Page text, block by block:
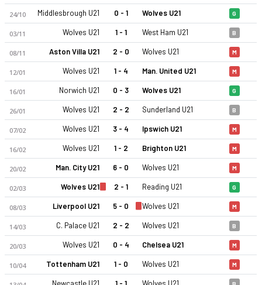
Wolverhampton U21 25-26 sezonu | EFL Trophy Kupası
24/10 Middlesbrough U21 0 - 1 Wolves U21 G
03/11 Wolves U21 1 - 1 West Ham U21 B
08/11 Aston Villa U21 2 - 0 Wolves U21 M
12/01 Wolves U21 1 - 4 Man. United U21 M
16/01 Norwich U21 0 - 3 Wolves U21 G
26/01 Wolves U21 2 - 2 Sunderland U21 B
07/02 Wolves U21 3 - 4 Ipswich U21 M
16/02 Wolves U21 1 - 2 Brighton U21 M
20/02 Man. City U21 6 - 0 Wolves U21 M
02/03 Wolves U21 2 - 1 Reading U21 G
08/03 Liverpool U21 5 - 0 Wolves U21 M
14/03 C. Palace U21 2 - 2 Wolves U21 B
20/03 Wolves U21 0 - 4 Chelsea U21 M
10/04 Tottenham U21 1 - 0 Wolves U21 M
Newcastle U21 1 - 1 Wolves U21